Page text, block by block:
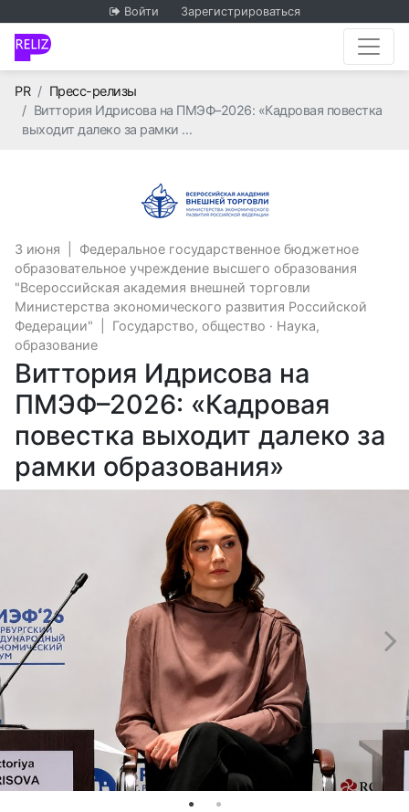
Войти Зарегистрироваться
PRГлавная
Пресс-релизы
Виттория Идрисова на ПМЭФ–2026: «Кадровая повестка
выходит далеко за рамки …
3 июня
Федеральное государственное бюджетное
образовательное учреждение высшего образования
"Всероссийская академия внешней торговли
Министерства экономического развития Российской
Федерации"
Государство, общество · Наука,
образование
Виттория Идрисова на
ПМЭФ–2026: «Кадровая
повестка выходит далеко за
рамки образования»